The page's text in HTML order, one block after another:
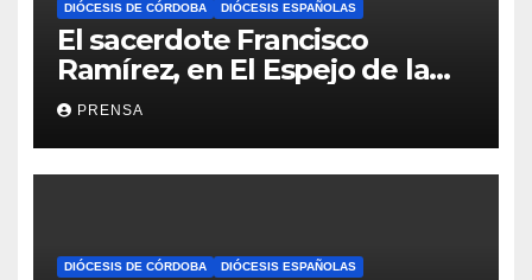
DIÓCESIS DE CÓRDOBA DIÓCESIS ESPAÑOLAS
El sacerdote Francisco
Ramírez, en El Espejo de la
Iglesia
PRENSA
DIÓCESIS DE CÓRDOBA DIÓCESIS ESPAÑOLAS